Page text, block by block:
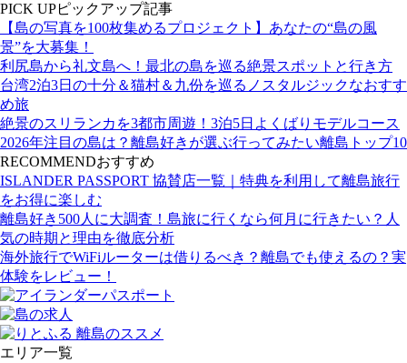
PICK UPピックアップ記事
【島の写真を100枚集めるプロジェクト】あなたの“島の風
景”を大募集！
利尻島から礼文島へ！最北の島を巡る絶景スポットと行き方
台湾2泊3日の十分＆猫村＆九份を巡るノスタルジックなおすす
め旅
絶景のスリランカを3都市周遊！3泊5日よくばりモデルコース
2026年注目の島は？離島好きが選ぶ行ってみたい離島トップ10
RECOMMENDおすすめ
ISLANDER PASSPORT 協賛店一覧｜特典を利用して離島旅行
をお得に楽しむ
離島好き500人に大調査！島旅に行くなら何月に行きたい？人
気の時期と理由を徹底分析
海外旅行でWiFiルーターは借りるべき？離島でも使えるの？実
体験をレビュー！
エリア一覧